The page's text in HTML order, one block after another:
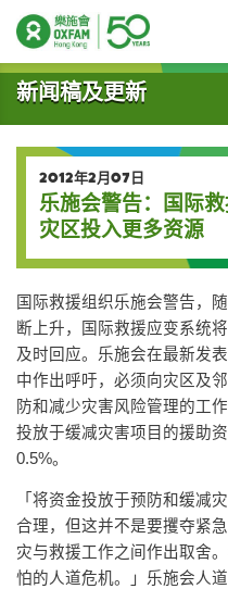
开始主要内容
新闻稿及更新
2012年2月07日
乐施会警告：国际
灾区投入更多资源
国际救援组织乐施会警告，
断上升，国际救援应变系统
及时回应。乐施会在最新发
中作出呼吁，必须向灾区及
防和减少灾害风险管理的工
投放于缓减灾害项目的援助
0.5%。
「将资金投放于预防和缓减
合理，但这并不是要攫夺紧
灾与救援工作之间作出取舍
怕的人道危机。」乐施会人